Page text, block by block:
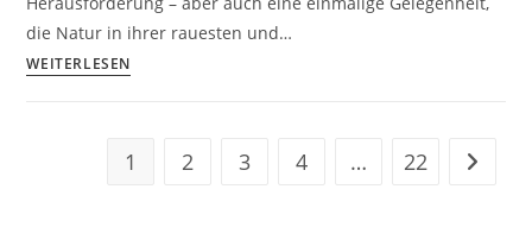
die Natur in ihrer rauesten und…
WEITERLESEN
Wald
1 2 3 4 … 22 Zur